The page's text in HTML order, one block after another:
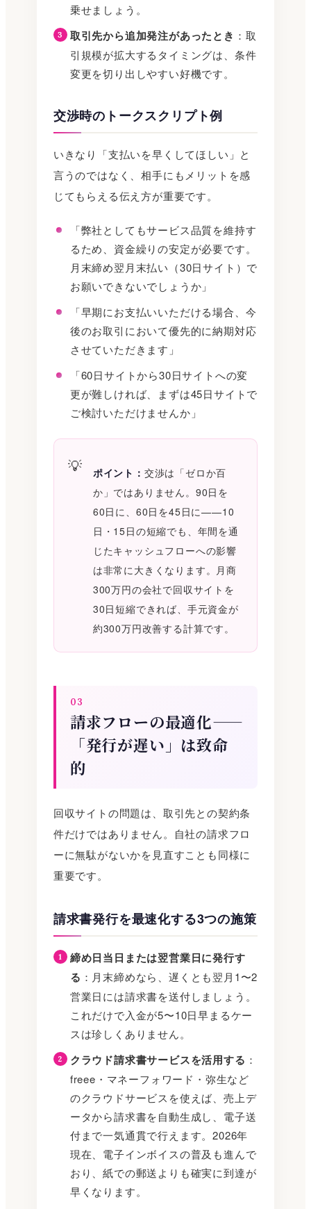
乗せましょう。
取引先から追加発注があったとき ：取
引規模が拡大するタイミングは、条件
変更を切り出しやすい好機です。
交渉時のトークスクリプト例
いきなり「支払いを早くしてほしい」と
言うのではなく、相手にもメリットを感
じてもらえる伝え方が重要です。
「弊社としてもサービス品質を維持す
るため、資金繰りの安定が必要です。
月末締め翌月末払い（30日サイト）で
お願いできないでしょうか」
「早期にお支払いいただける場合、今
後のお取引において優先的に納期対応
させていただきます」
「60日サイトから30日サイトへの変
更が難しければ、まずは45日サイトで
ご検討いただけませんか」
ポイント： 交渉は「ゼロか百
か」ではありません。90日を
60日に、60日を45日に——10
日・15日の短縮でも、年間を通
じたキャッシュフローへの影響
は非常に大きくなります。月商
300万円の会社で回収サイトを
30日短縮できれば、手元資金が
約300万円改善する計算です。
03
請求フローの最適化——
「発行が遅い」は致命
的
回収サイトの問題は、取引先との契約条
件だけではありません。自社の請求フロ
ーに無駄がないかを見直すことも同様に
重要です。
請求書発行を最速化する3つの施策
締め日当日または翌営業日に発行す
る ：月末締めなら、遅くとも翌月1〜2
営業日には請求書を送付しましょう。
これだけで入金が5〜10日早まるケー
スは珍しくありません。
クラウド請求書サービスを活用する ：
freee・マネーフォワード・弥生など
のクラウドサービスを使えば、売上デ
ータから請求書を自動生成し、電子送
付まで一気通貫で行えます。2026年
現在、電子インボイスの普及も進んで
おり、紙での郵送よりも確実に到達が
早くなります。